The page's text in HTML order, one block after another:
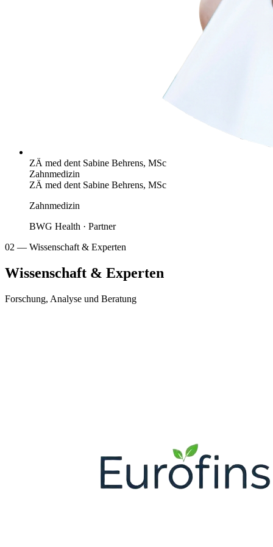
ZÄ med dent Sabine Behrens, MSc
Zahnmedizin
ZÄ med dent Sabine Behrens, MSc
Zahnmedizin
BWG Health · Partner
02 — Wissenschaft & Experten
Wissenschaft & Experten
Forschung, Analyse und Beratung